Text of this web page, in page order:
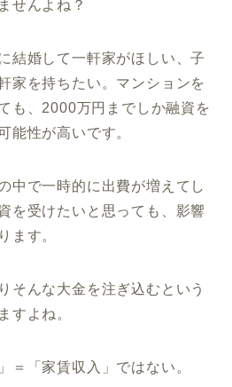
せんよね？
結婚して一軒家がほしい、子
家を持ちたい。マンションを
も、 2000万円までしか融資を
能性が高いです。
中で一時的に出費が増えてし
を受けたいと思っても、影響
ます。
そんな大金を注ぎ込むという
すよね。
＝「家賃収入」ではない。